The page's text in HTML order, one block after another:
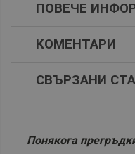
ПОВЕЧЕ
КОМЕНТАРИ
СВЪРЗАНИ
Понякога